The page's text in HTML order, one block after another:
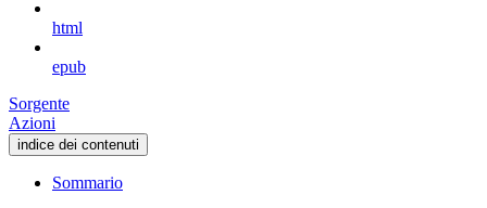
html
epub
Sorgente
Azioni
indice dei contenuti
Sommario